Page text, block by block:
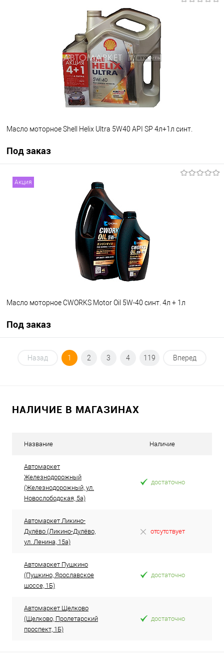
В корзину
В наличии
Масло моторное Shell Helix Ultra 5W40 API SP 4л+1л синт.
Под заказ
Акция
Масло моторное CWORKS Motor Oil 5W-40 синт. 4л + 1л
Под заказ
Под заказ
Назад 1 2 3 4 119 Вперед
НАЛИЧИЕ В МАГАЗИНАХ
Название Наличие
Автомаркет
Железнодорожный
(Железнодорожный, ул.
Новослободская, 5а)
достаточно
Автомаркет Ликино-
Дулёво (Ликино-Дулёво,
ул. Ленина, 15а)
отсутствует
Автомаркет Пушкино
(Пушкино, Ярославское
шоссе, 1Б)
достаточно
Автомаркет Щелково
(Щелково, Пролетарский
проспект, 1Б)
достаточно